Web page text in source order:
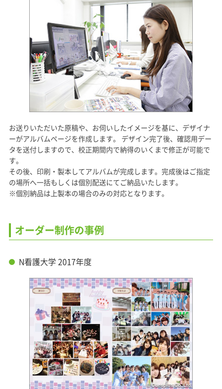
お送りいただいた原稿や、お伺いしたイメージを基に、デザイナ
ーがアルバムページを作成します。 デザイン完了後、確認用デー
タを送付しますので、校正期間内で納得のいくまで修正が可能で
す。
その後、印刷・製本してアルバムが完成します。完成後はご指定
の場所へ一括もしくは個別配送にてご納品いたします。
※個別納品は上製本の場合のみの対応となります。
オーダー制作の事例
N看護大学 2017年度